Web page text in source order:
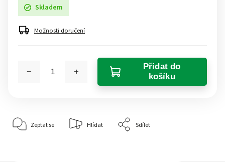
Skladem
Možnosti doručení
Přidat do
košíku
Zeptat se Hlídat Sdílet